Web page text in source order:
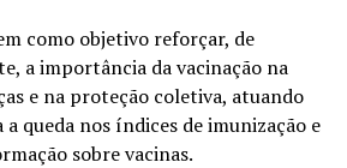
como objetivo reforçar, de
a importância da vacinação na
e na proteção coletiva, atuando
queda nos índices de imunização e
sobre vacinas.